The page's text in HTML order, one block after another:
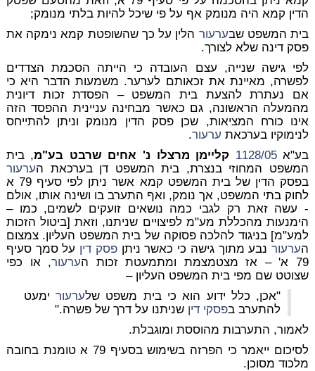
הדין קמא היה מנומק אף על פי שיכל להיות בלתי מנומק;
בית המשפט שבערעור הלין על כך שהשופטת קמא נימקה את
פסק דינה שלא לצורך.
לפי גישה שנייה, עצם העובדה כי הייתה הסכמת הצדדים
לפשרה, מאיינת את זכאותם לערער. משמעות הדבר היא כי
אם נעתרת להצעת בית המשפט – הפסדת זכות דיונית
מהמעלה הראשונה, גם כאשר מבחינה עניינית ההפסד הזה
אינו כורח המציאות, שכן פסק הדין מנומק וניתן להתייחס
לנימוקיו בערכאת ערעור.
בע"א1128/05 קליימן מרצלו נ' אחים שרבט בע"מ, בית
המשפט המחוזי בנצרת, בית המשפט דן בערכאת הערעור
בפסק הדין של בית המשפט קמא אשר ניתן לפי סעיף 79 א
לחוק בתי המשפט, אך נומק, ואף התערב בו ושינה אותו, אולם
- עשה זאת רק לגבי כמה נושאים זועקים לשמים, כמו –
הימנעות מהכללת מע"מ לפיצויים שניתנו, וזאת [ביטול הזכות
למע"מ] בניגוד להלכה פסוקה של בית המשפט העליון. צמצום
הערעורנבע מתוך גישה כי כאשר ניתןפסק דין על סמך סעיף
79 א' – אז מצטמצמת ומתמעטת זכות ה
ערעור, או כפי
שצוטט שם מפי בית המשפט העליון –
"אכן, כלל ידוע הוא כי בית משפט שלערעורימעט
להתערב בפסקי דין שניתנו על דרך של פשרה."
לאמור, התערבות מהוססת ומוגבלת.
לסיכום ייאמר כי הפרזה בשימוש בסעיף 79 א טומנת בחובה
מלכוד מסוכן.